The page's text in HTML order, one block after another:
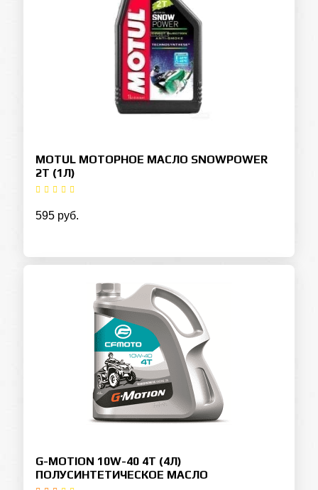
MOTUL МОТОРНОЕ МАСЛО SNOWPOWER
2T (1Л)
595 руб.
G-MOTION 10W-40 4T (4Л)
ПОЛУСИНТЕТИЧЕСКОЕ МАСЛО